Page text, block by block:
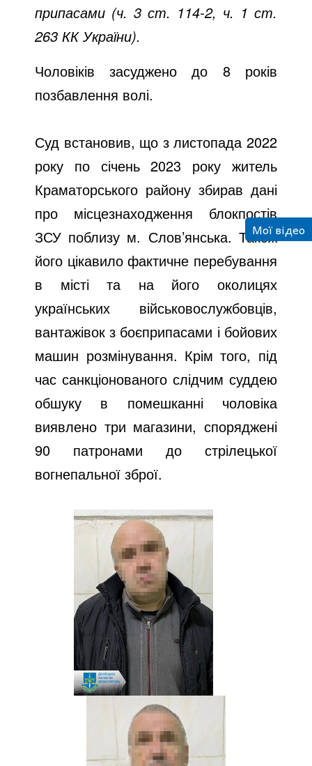
припасами (ч. 3 ст. 114-2, ч. 1 ст.
263 КК України).
Чоловіків засуджено до 8 років
позбавлення волі.
Суд встановив, що з листопада 2022
року по січень 2023 року житель
Краматорського району збирав дані
про місцезнаходження блокпостів
ЗСУ поблизу м. Слов’янська. Також
його цікавило фактичне перебування
в місті та на його околицях
українських військовослужбовців,
вантажівок з боєприпасами і бойових
машин розмінування. Крім того, під
час санкціонованого слідчим суддею
обшуку в помешканні чоловіка
виявлено три магазини, споряджені
90 патронами до стрілецької
вогнепальної зброї.
Мої відео